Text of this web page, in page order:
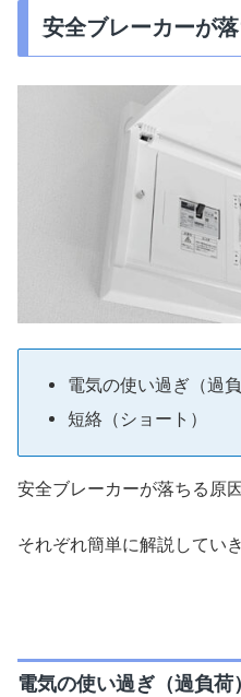
安全ブレーカーが
電気の使い過ぎ（過負
短絡（ショート）
安全ブレーカーが落ちる原
それぞれ簡単に解説していき
電気の使い過ぎ（過負荷）